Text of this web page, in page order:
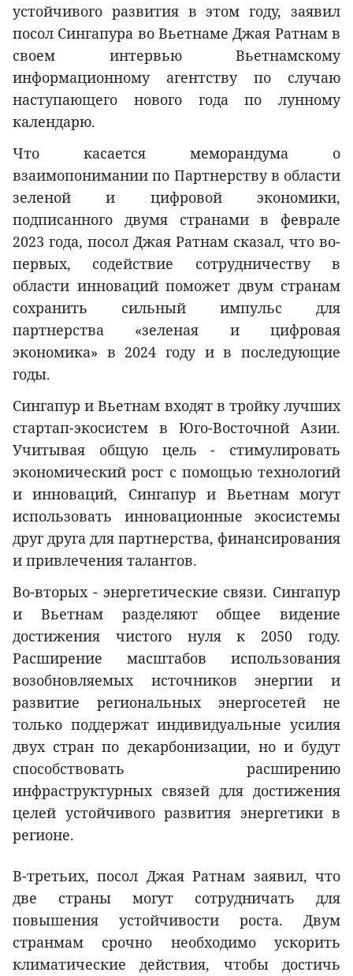
устойчивого развития в этом году, заявил
посол Сингапура во Вьетнаме Джая Ратнам в
своем интервью Вьетнамскому
информационному агентству по случаю
наступающего нового года по лунному
календарю.
Что касается меморандума о
взаимопонимании по Партнерству в области
зеленой и цифровой экономики,
подписанного двумя странами в феврале
2023 года, посол Джая Ратнам сказал, что во-
первых, содействие сотрудничеству в
области инноваций поможет двум странам
сохранить сильный импульс для
партнерства «зеленая и цифровая
экономика» в 2024 году и в последующие
годы.
Сингапур и Вьетнам входят в тройку лучших
стартап-экосистем в Юго-Восточной Азии.
Учитывая общую цель - стимулировать
экономический рост с помощью технологий
и инноваций, Сингапур и Вьетнам могут
использовать инновационные экосистемы
друг друга для партнерства, финансирования
и привлечения талантов.
Во-вторых - энергетические связи. Сингапур
и Вьетнам разделяют общее видение
достижения чистого нуля к 2050 году.
Расширение масштабов использования
возобновляемых источников энергии и
развитие региональных энергосетей не
только поддержат индивидуальные усилия
двух стран по декарбонизации, но и будут
способствовать расширению
инфраструктурных связей для достижения
целей устойчивого развития энергетики в
регионе.
В-третьих, посол Джая Ратнам заявил, что
две страны могут сотрудничать для
повышения устойчивости роста. Двум
странмам срочно необходимо ускорить
климатические действия, чтобы достичь